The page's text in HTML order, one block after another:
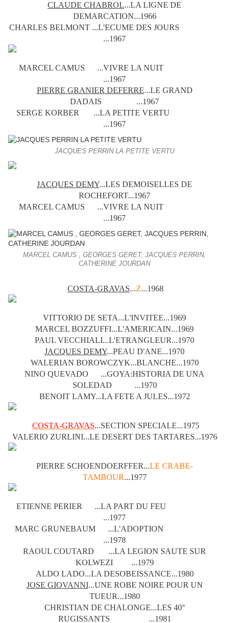
CLAUDE CHABROL...LA LIGNE DE
DEMARCATION...1966
CHARLES BELMONT ...L'ECUME DES JOURS
...1967
MARCEL CAMUS ...VIVRE LA NUIT
...1967
PIERRE GRANIER DEFERRE...LE GRAND
DADAIS ...1967
SERGE KORBER ...LA PETITE VERTU
...1967
JACQUES PERRIN LA PETITE VERTU
JACQUES DEMY...LES DEMOISELLES DE
ROCHEFORT...1967
MARCEL CAMUS ...VIVRE LA NUIT
...1967
MARCEL CAMUS , GEORGES GERET, JACQUES PERRIN,
CATHERINE JOURDAN
COSTA-GRAVAS...Z...1968
VITTORIO DE SETA...L'INVITEE...1969
MARCEL BOZZUFFI...L'AMERICAIN...1969
PAUL VECCHIALI...L'ETRANGLEUR...1970
JACQUES DEMY...PEAU D'ANE...1970
WALERIAN BOROWCZYK...BLANCHE...1970
NINO QUEVADO ...GOYA:HISTORIA DE UNA
SOLEDAD ...1970
BENOIT LAMY...LA FETE A JULES...1972
COSTA-GRAVAS...SECTION SPECIALE...1975
VALERIO ZURLINI...LE DESERT DES TARTARES...1976
PIERRE SCHOENDOERFFER...LE CRABE-
TAMBOUR...1977
ETIENNE PERIER ...LA PART DU FEU
...1977
MARC GRUNEBAUM ...L'ADOPTION
...1978
RAOUL COUTARD ...LA LEGION SAUTE SUR
KOLWEZI ...1979
ALDO LADO...LA DESOBEISSANCE...1980
JOSE GIOVANNI...UNE ROBE NOIRE POUR UN
TUEUR...1980
CHRISTIAN DE CHALONGE...LES 40°
RUGISSANTS
...1981